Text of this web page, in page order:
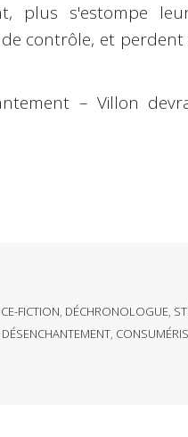
plus s'estompe
contrôle, et
– Villon
FICTION, DÉCHRONOLOGUE,
DÉSENCHANTEMENT,